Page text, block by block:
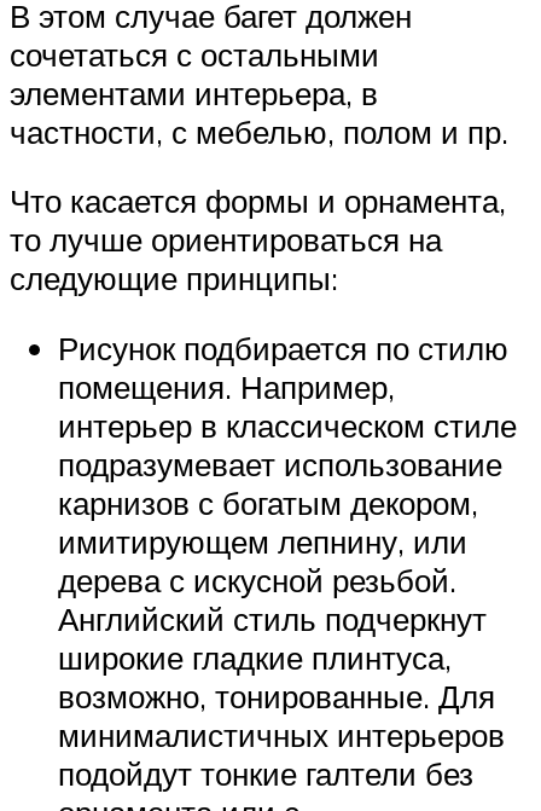
В этом случае багет должен
сочетаться с остальными
элементами интерьера, в
частности, с мебелью, полом и пр.
Что касается формы и орнамента,
то лучше ориентироваться на
следующие принципы:
Рисунок подбирается по стилю
помещения. Например,
интерьер в классическом стиле
подразумевает использование
карнизов с богатым декором,
имитирующем лепнину, или
дерева с искусной резьбой.
Английский стиль подчеркнут
широкие гладкие плинтуса,
возможно, тонированные. Для
минималистичных интерьеров
подойдут тонкие галтели без